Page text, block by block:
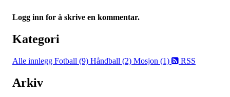
Logg inn for å skrive en kommentar.
Kategori
Alle innlegg Fotball (9) Håndball (2) Mosjon (1) RSS
Arkiv